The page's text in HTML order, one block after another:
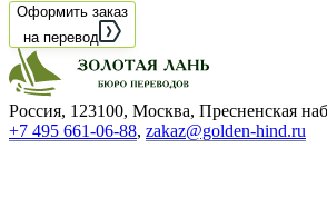
Оформить заказ
на перевод
Россия, 123100, Москва, Пресненская
+7 495 661-06-88, zakaz@golden-hind.ru